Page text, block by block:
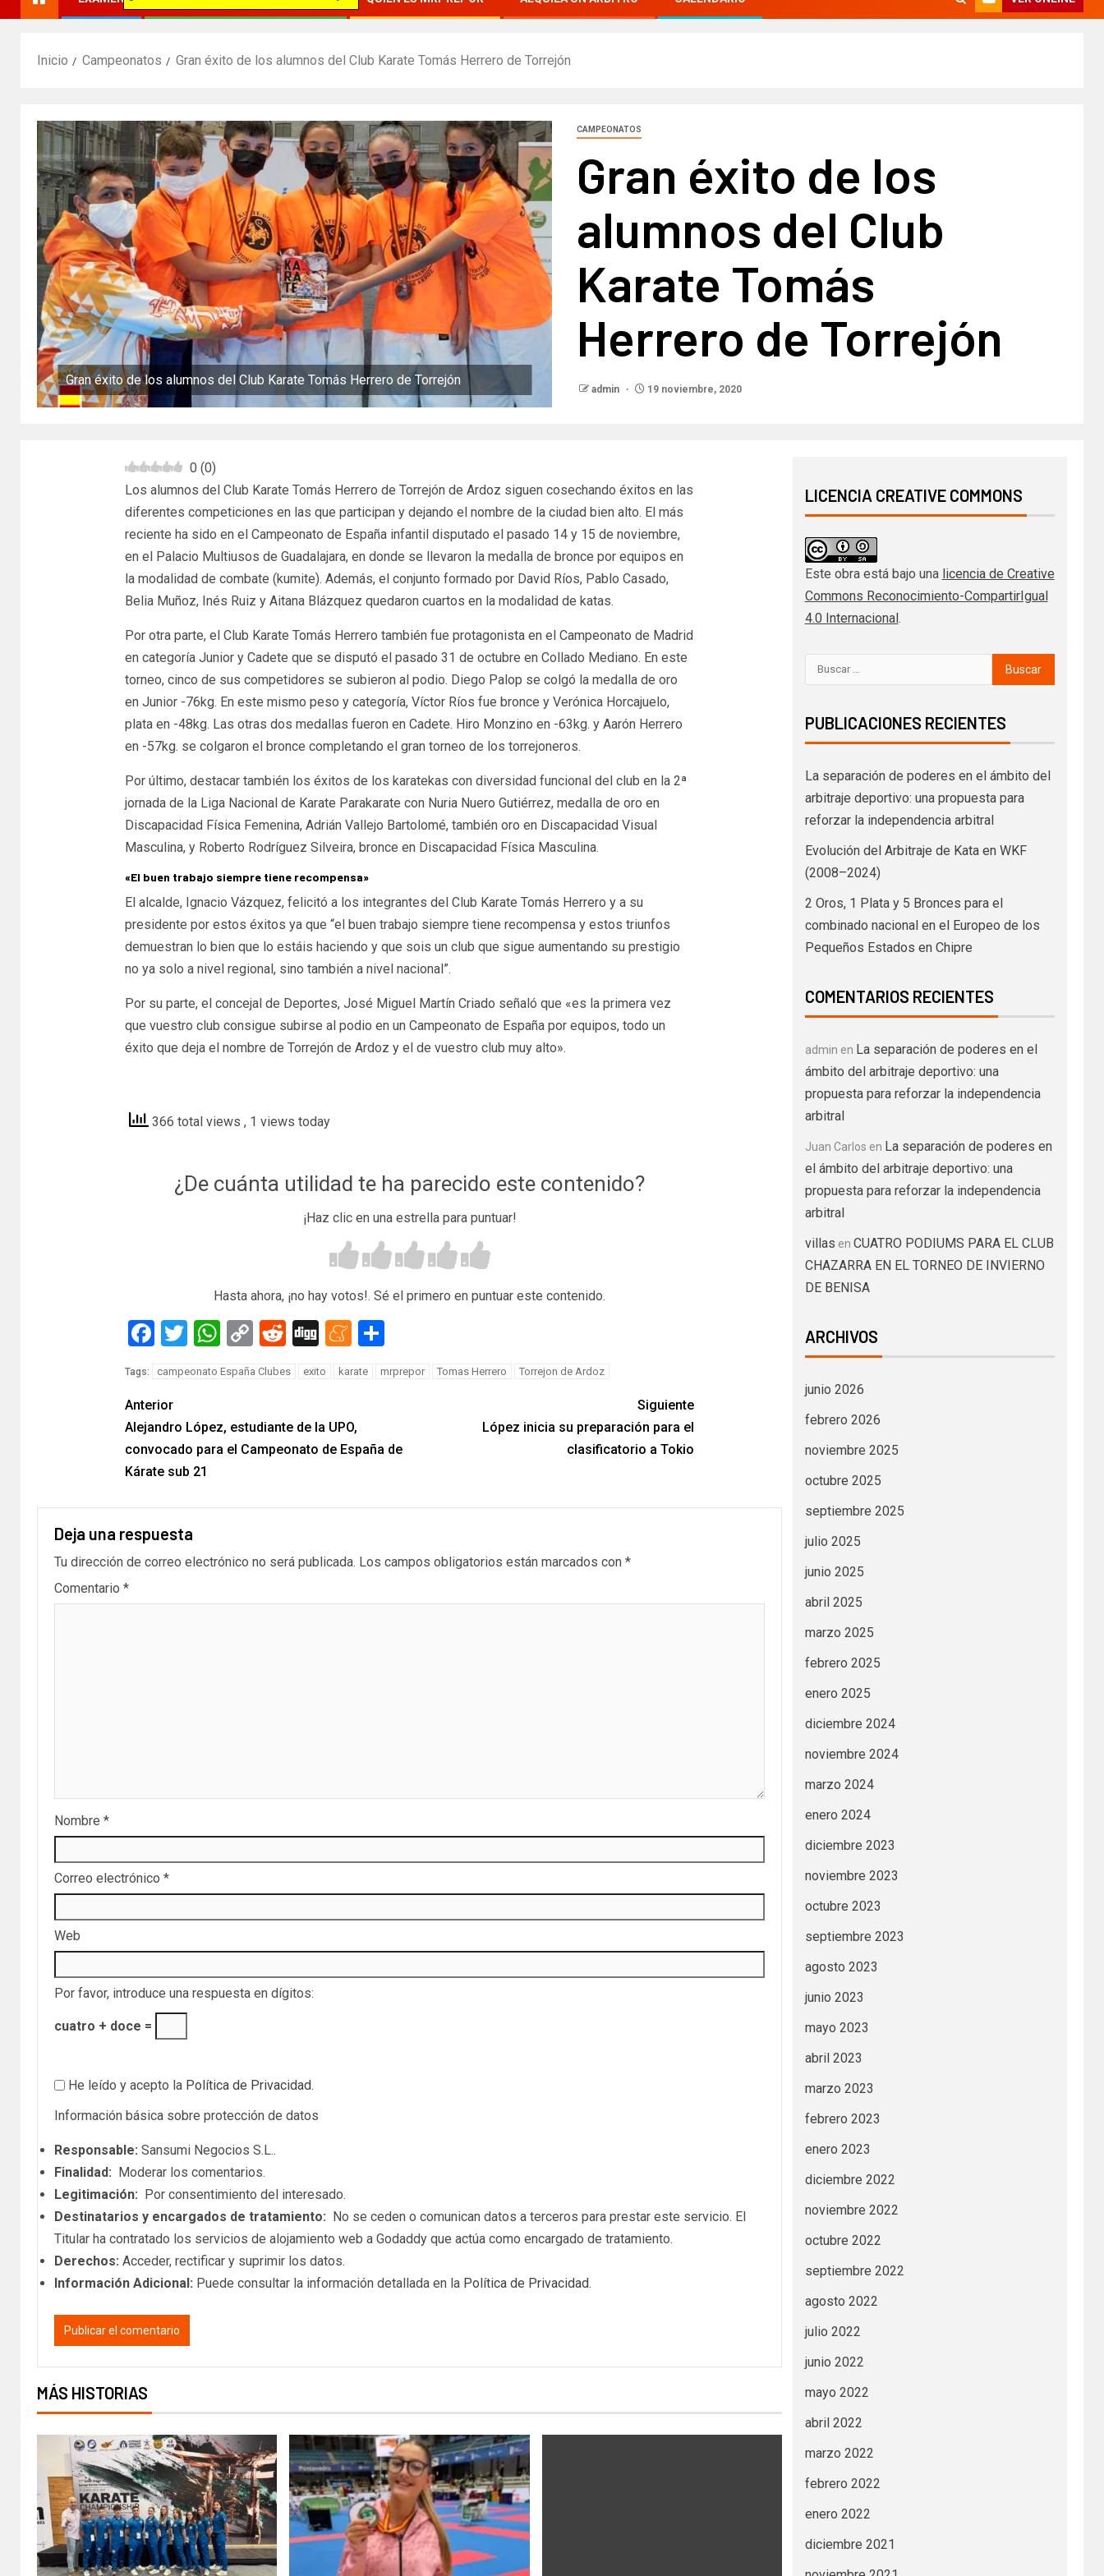
Inicio Campeonatos Gran éxito de los alumnos del Club Karate Tomás Herrero de Torrejón
Gran éxito de los alumnos del Club Karate Tomás Herrero de Torrejón
CAMPEONATOS
Gran éxito de los
alumnos del Club
Karate Tomás
Herrero de Torrejón
admin 19 noviembre, 2020
0 (0)
Los alumnos del Club Karate Tomás Herrero de Torrejón de Ardoz siguen cosechando éxitos en las
diferentes competiciones en las que participan y dejando el nombre de la ciudad bien alto. El más
reciente ha sido en el Campeonato de España infantil disputado el pasado 14 y 15 de noviembre,
en el Palacio Multiusos de Guadalajara, en donde se llevaron la medalla de bronce por equipos en
la modalidad de combate (kumite). Además, el conjunto formado por David Ríos, Pablo Casado,
Belia Muñoz, Inés Ruiz y Aitana Blázquez quedaron cuartos en la modalidad de katas.
Por otra parte, el Club Karate Tomás Herrero también fue protagonista en el Campeonato de Madrid
en categoría Junior y Cadete que se disputó el pasado 31 de octubre en Collado Mediano. En este
torneo, cinco de sus competidores se subieron al podio. Diego Palop se colgó la medalla de oro
en Junior -76kg. En este mismo peso y categoría, Víctor Ríos fue bronce y Verónica Horcajuelo,
plata en -48kg. Las otras dos medallas fueron en Cadete. Hiro Monzino en -63kg. y Aarón Herrero
en -57kg. se colgaron el bronce completando el gran torneo de los torrejoneros.
Por último, destacar también los éxitos de los karatekas con diversidad funcional del club en la 2ª
jornada de la Liga Nacional de Karate Parakarate con Nuria Nuero Gutiérrez, medalla de oro en
Discapacidad Física Femenina, Adrián Vallejo Bartolomé, también oro en Discapacidad Visual
Masculina, y Roberto Rodríguez Silveira, bronce en Discapacidad Física Masculina.
«El buen trabajo siempre tiene recompensa»
El alcalde, Ignacio Vázquez, felicitó a los integrantes del Club Karate Tomás Herrero y a su
presidente por estos éxitos ya que “el buen trabajo siempre tiene recompensa y estos triunfos
demuestran lo bien que lo estáis haciendo y que sois un club que sigue aumentando su prestigio
no ya solo a nivel regional, sino también a nivel nacional”.
Por su parte, el concejal de Deportes, José Miguel Martín Criado señaló que «es la primera vez
que vuestro club consigue subirse al podio en un Campeonato de España por equipos, todo un
éxito que deja el nombre de Torrejón de Ardoz y el de vuestro club muy alto».
366 total views , 1 views today
¿De cuánta utilidad te ha parecido este contenido?
¡Haz clic en una estrella para puntuar!
Hasta ahora, ¡no hay votos!. Sé el primero en puntuar este contenido.
Facebook
Twitter
WhatsApp
Copy
Link
Reddit
DiggMeneame
Compartir
Tags: campeonato España Clubes exito karate mrprepor Tomas Herrero Torrejon de Ardoz
Anterior
Alejandro López, estudiante de la UPO,
convocado para el Campeonato de España de
Kárate sub 21
Siguiente
López inicia su preparación para el
clasificatorio a Tokio
Deja una respuesta
Tu dirección de correo electrónico no será publicada. Los campos obligatorios están marcados con *
Comentario *
Nombre *
Correo electrónico *
Web
Por favor, introduce una respuesta en dígitos:
cuatro + doce =
He leído y acepto la Política de Privacidad.
Información básica sobre protección de datos
Responsable: Sansumi Negocios S.L..
Finalidad: Moderar los comentarios.
Legitimación: Por consentimiento del interesado.
Destinatarios y encargados de tratamiento: No se ceden o comunican datos a terceros para prestar este servicio. El
Titular ha contratado los servicios de alojamiento web a Godaddy que actúa como encargado de tratamiento.
Derechos: Acceder, rectificar y suprimir los datos.
Información Adicional: Puede consultar la información detallada en la Política de Privacidad.
MÁS HISTORIAS
LICENCIA CREATIVE COMMONS
Este obra está bajo una licencia de Creative
Commons Reconocimiento-CompartirIgual
4.0 Internacional.
PUBLICACIONES RECIENTES
La separación de poderes en el ámbito del
arbitraje deportivo: una propuesta para
reforzar la independencia arbitral
Evolución del Arbitraje de Kata en WKF
(2008–2024)
2 Oros, 1 Plata y 5 Bronces para el
combinado nacional en el Europeo de los
Pequeños Estados en Chipre
COMENTARIOS RECIENTES
admin en La separación de poderes en el
ámbito del arbitraje deportivo: una
propuesta para reforzar la independencia
arbitral
Juan Carlos en La separación de poderes en
el ámbito del arbitraje deportivo: una
propuesta para reforzar la independencia
arbitral
villas en CUATRO PODIUMS PARA EL CLUB
CHAZARRA EN EL TORNEO DE INVIERNO
DE BENISA
ARCHIVOS
junio 2026
febrero 2026
noviembre 2025
octubre 2025
septiembre 2025
julio 2025
junio 2025
abril 2025
marzo 2025
febrero 2025
enero 2025
diciembre 2024
noviembre 2024
marzo 2024
enero 2024
diciembre 2023
noviembre 2023
octubre 2023
septiembre 2023
agosto 2023
junio 2023
mayo 2023
abril 2023
marzo 2023
febrero 2023
enero 2023
diciembre 2022
noviembre 2022
octubre 2022
septiembre 2022
agosto 2022
julio 2022
junio 2022
mayo 2022
abril 2022
marzo 2022
febrero 2022
enero 2022
diciembre 2021